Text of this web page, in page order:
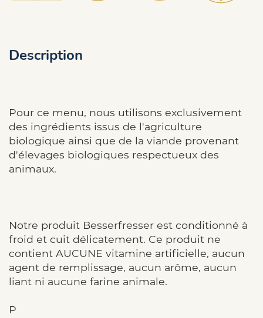
Description
Pour ce menu, nous utilisons exclusivement
des ingrédients issus de l'agriculture
biologique ainsi que de la viande provenant
d'élevages biologiques respectueux des
animaux.
Notre produit Besserfresser est conditionné à
froid et cuit délicatement. Ce produit ne
contient AUCUNE vitamine artificielle, aucun
agent de remplissage, aucun arôme, aucun
liant ni aucune farine animale.
P